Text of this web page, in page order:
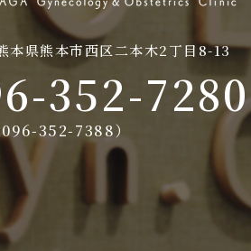
県熊本市西区二本木2丁目8-13
352-7280
352-7388）